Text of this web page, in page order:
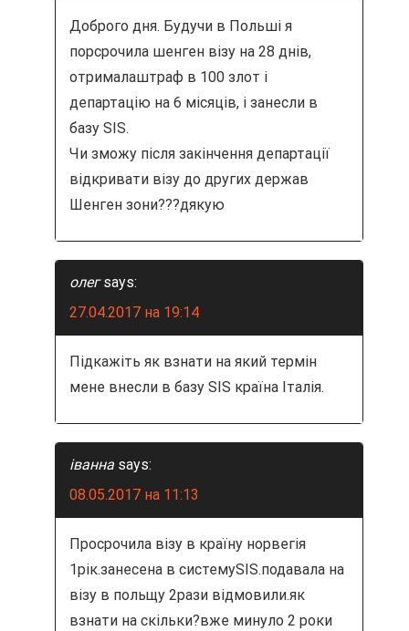
Доброго дня. Будучи в Польші я
порсрочила шенген візу на 28 днів,
отрималаштраф в 100 злот і
департацію на 6 місяців, і занесли в
базу SIS.
Чи зможу після закінчення департації
відкривати візу до других держав
Шенген зони???дякую
олег says:
27.04.2017 на 19:14
Підкажіть як взнати на який термін
мене внесли в базу SIS країна Італія.
іванна says:
08.05.2017 на 11:13
Просрочила візу в країну норвегія
1рік.занесена в системуSIS.подавала на
візу в польщу 2рази відмовили.як
взнати на скільки?вже минуло 2 роки